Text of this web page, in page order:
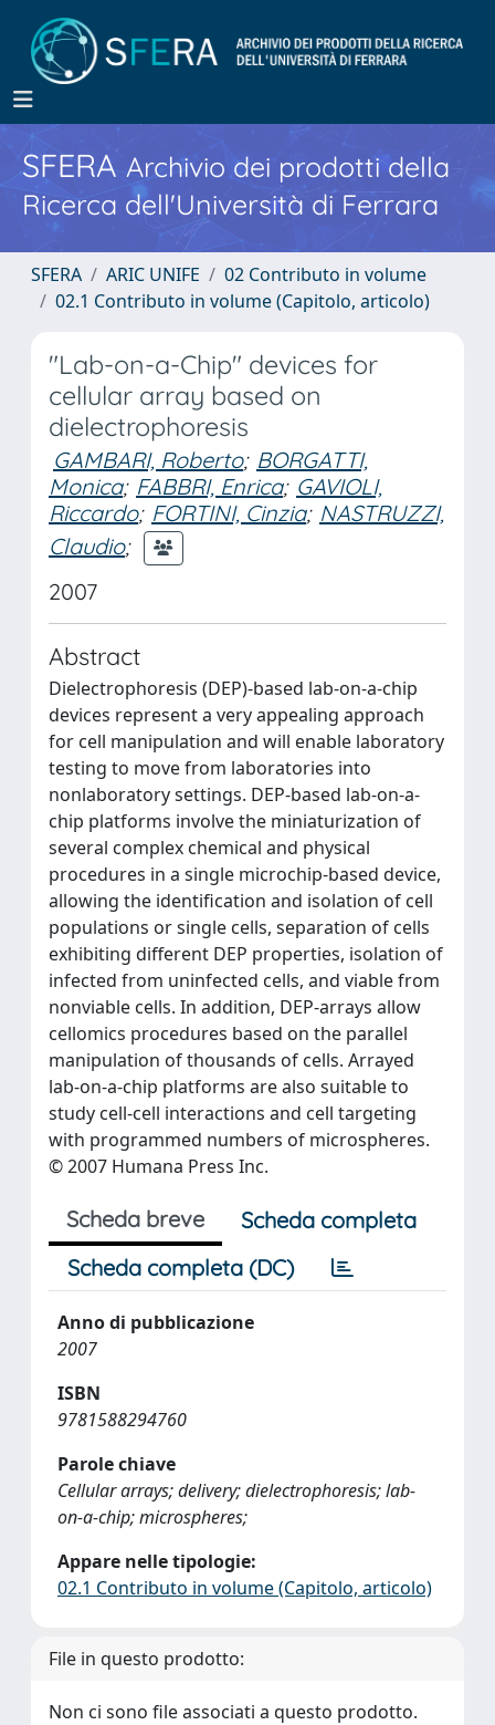
SFERA Archivio dei prodotti della
Ricerca dell'Università di Ferrara
SFERA ARIC UNIFE
02 Contributo in volume
02.1 Contributo in volume (Capitolo, articolo)
"Lab-on-a-Chip" devices for
cellular array based on
dielectrophoresis
GAMBARI, Roberto; BORGATTI,
Monica; FABBRI, Enrica; GAVIOLI,
Riccardo; FORTINI, Cinzia; NASTRUZZI,
Claudio;
2007
Abstract
Dielectrophoresis (DEP)-based lab-on-a-chip
devices represent a very appealing approach
for cell manipulation and will enable laboratory
testing to move from laboratories into
nonlaboratory settings. DEP-based lab-on-a-
chip platforms involve the miniaturization of
several complex chemical and physical
procedures in a single microchip-based device,
allowing the identification and isolation of cell
populations or single cells, separation of cells
exhibiting different DEP properties, isolation of
infected from uninfected cells, and viable from
nonviable cells. In addition, DEP-arrays allow
cellomics procedures based on the parallel
manipulation of thousands of cells. Arrayed
lab-on-a-chip platforms are also suitable to
study cell-cell interactions and cell targeting
with programmed numbers of microspheres.
© 2007 Humana Press Inc.
Scheda breve
Scheda completa
Scheda completa (DC)
Anno di pubblicazione
2007
ISBN
9781588294760
Parole chiave
Cellular arrays; delivery; dielectrophoresis; lab-
on-a-chip; microspheres;
Appare nelle tipologie:
02.1 Contributo in volume (Capitolo, articolo)
File in questo prodotto:
Non ci sono file associati a questo prodotto.